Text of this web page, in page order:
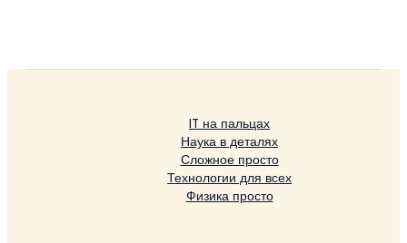
IT на пальцах
Наука в деталях
Сложное просто
Технологии для всех
Физика просто